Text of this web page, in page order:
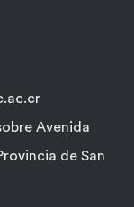
Avenida
de San